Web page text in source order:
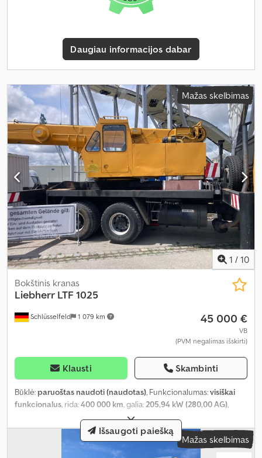
Daugiau informacijos dabar
Mažas skelbimas
1 / 10
Schlüsselfeld 1 079 km
Bokštinis kranas
Liebherr LTF 1025
45 000 €
VB
(PVM negalimas išskirti)
Klausti Skambinti
Būklė: paruoštas naudoti (naudotas), Funkcionalumas:visiškai
funkcionalus, rida:400 000 km, galia:205,94 kW (280,00 AG),
, kuro tipas:
26 000 kg, tuščias svoris:26 000 kg , didžiausias leistinas svoris:
, padangos dydis:13/22,5, ašių konfigūracija:3 ašys, kita
, emisijos klasė: Euro 5, stabdžiai:
Mažas skelbimas
Išsaugoti paiešką